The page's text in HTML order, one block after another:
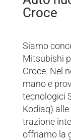
Croce
Siamo
Mitsubishi
Croce. Nel
mano e
tecnologici
Kodiaq)
trazione
offriamo la